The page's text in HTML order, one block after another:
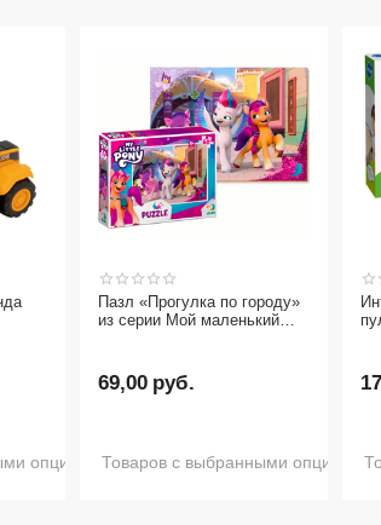
опциями нет в наличии
Пазл «Прогулка по городу»
из серии Мой маленький
69,00 руб.
Товаров с выбранными опциями